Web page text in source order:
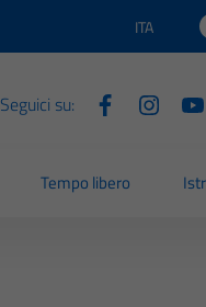
Lingua
ITA
Seguici su:
Tempo libero